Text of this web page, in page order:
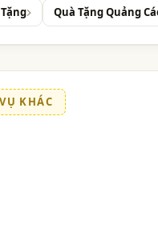
Quà Tặng Quảng
KHÁC